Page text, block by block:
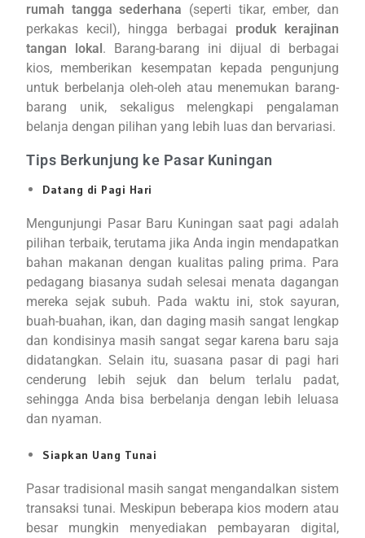
rumah tangga sederhana (seperti tikar, ember, dan
perkakas kecil), hingga berbagai produk kerajinan
tangan lokal. Barang-barang ini dijual di berbagai
kios, memberikan kesempatan kepada pengunjung
untuk berbelanja oleh-oleh atau menemukan barang-
barang unik, sekaligus melengkapi pengalaman
belanja dengan pilihan yang lebih luas dan bervariasi.
Tips Berkunjung ke Pasar Kuningan
Datang di Pagi Hari
Mengunjungi Pasar Baru Kuningan saat pagi adalah
pilihan terbaik, terutama jika Anda ingin mendapatkan
bahan makanan dengan kualitas paling prima. Para
pedagang biasanya sudah selesai menata dagangan
mereka sejak subuh. Pada waktu ini, stok sayuran,
buah-buahan, ikan, dan daging masih sangat lengkap
dan kondisinya masih sangat segar karena baru saja
didatangkan. Selain itu, suasana pasar di pagi hari
cenderung lebih sejuk dan belum terlalu padat,
sehingga Anda bisa berbelanja dengan lebih leluasa
dan nyaman.
Siapkan Uang Tunai
Pasar tradisional masih sangat mengandalkan sistem
transaksi tunai. Meskipun beberapa kios modern atau
besar mungkin menyediakan pembayaran digital,